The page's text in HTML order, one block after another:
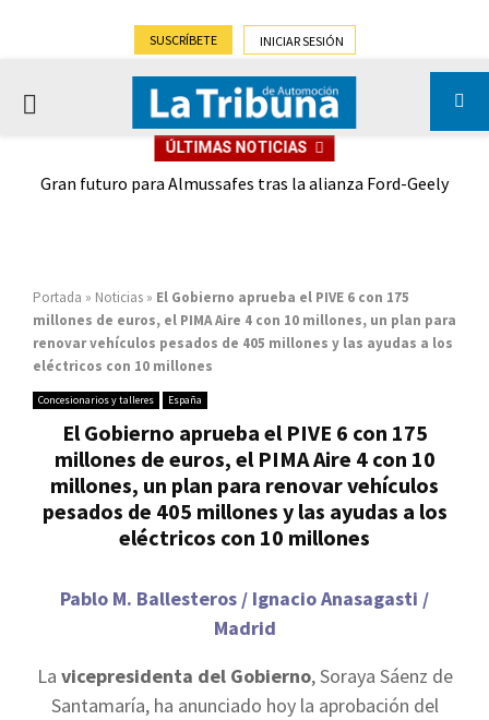
SUSCRÍBETE INICIAR SESIÓN
PRIMARY
ÚLTIMAS NOTICIAS
Gran futuro para Almussafes tras la alianza Ford-Geely
Portada » Noticias » El Gobierno aprueba el PIVE 6 con 175
millones de euros, el PIMA Aire 4 con 10 millones, un plan para
renovar vehículos pesados de 405 millones y las ayudas a los
eléctricos con 10 millones
Concesionarios y talleres España
El Gobierno aprueba el PIVE 6 con 175
millones de euros, el PIMA Aire 4 con 10
millones, un plan para renovar vehículos
pesados de 405 millones y las ayudas a los
eléctricos con 10 millones
Pablo M. Ballesteros / Ignacio Anasagasti /
Madrid
La vicepresidenta del Gobierno, Soraya Sáenz de
Santamaría, ha anunciado hoy la aprobación del